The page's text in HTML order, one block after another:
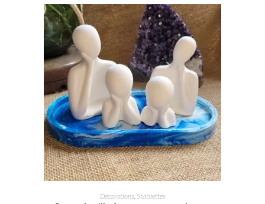
AJOUTER AU PANIER
Décorations, Statuettes